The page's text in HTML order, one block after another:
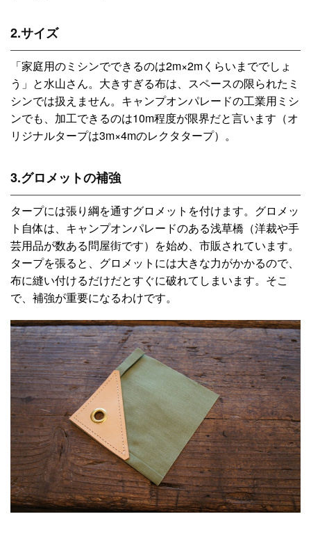
2.サイズ
「家庭用のミシンでできるのは2m×2mくらいまででしょ
う」と水山さん。大きすぎる布は、スペースの限られたミ
シンでは扱えません。キャンプオンパレードの工業用ミシ
ンでも、加工できるのは10m程度が限界だと言います（オ
リジナルタープは3m×4mのレクタタープ）。
3.グロメットの補強
タープには張り綱を通すグロメットを付けます。グロメッ
ト自体は、キャンプオンパレードのある浅草橋（洋裁や手
芸用品が数ある問屋街です）を始め、市販されています。
タープを張ると、グロメットには大きな力がかかるので、
布に縫い付けるだけだとすぐに破れてしまいます。そこ
で、補強が重要になるわけです。